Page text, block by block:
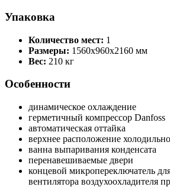
Упаковка
Количество мест: 1
Размеры: 1560x960x2160 мм
Вес: 210 кг
Особенности
динамическое охлаждение
герметичный компрессор Danfoss
автоматическая оттайка
верхнее расположение
ванна выпаривания конденсата
перенавешиваемые двери
концевой микропереключатель
вентилятора воздухоохладителя